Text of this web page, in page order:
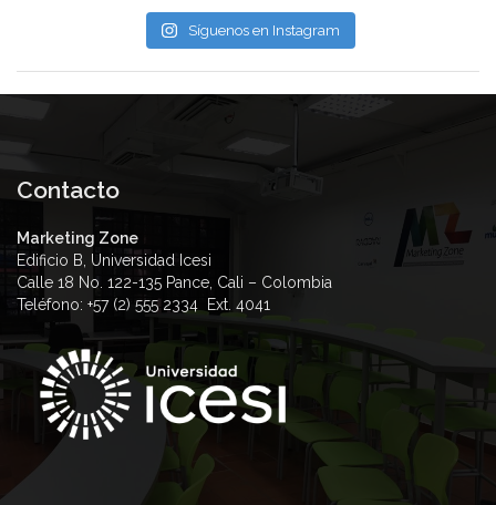
Síguenos en Instagram
Contacto
Marketing Zone
Edificio B, Universidad Icesi
Calle 18 No. 122-135 Pance, Cali – Colombia
Teléfono: +57 (2) 555 2334 Ext. 4041